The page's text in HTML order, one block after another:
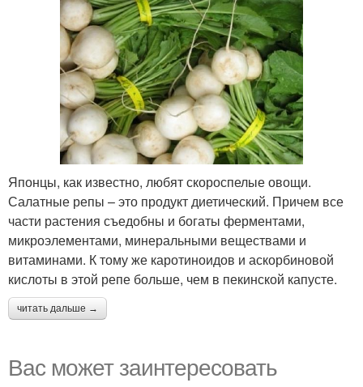
Японцы, как известно, любят скороспелые овощи.
Салатные репы – это продукт диетический. Причем все
части растения съедобны и богаты ферментами,
микроэлементами, минеральными веществами и
витаминами. К тому же каротиноидов и аскорбиновой
кислоты в этой репе больше, чем в пекинской капусте.
читать дальше →
Вас может заинтересовать